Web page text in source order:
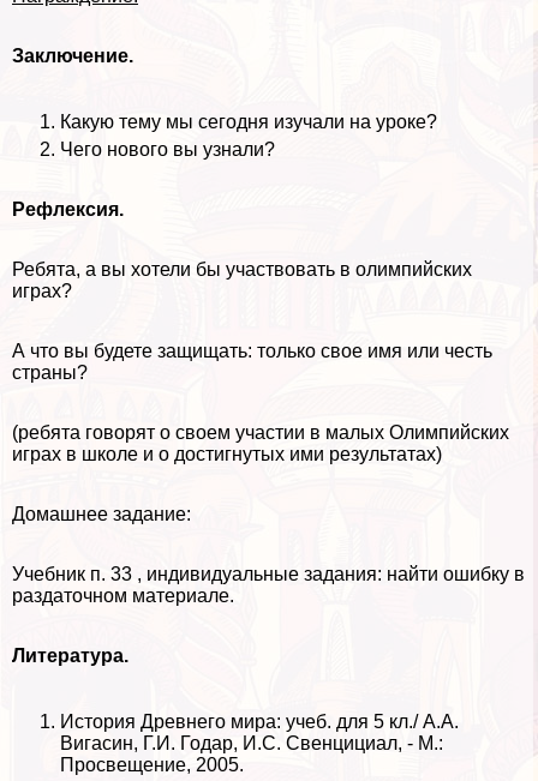
Заключение.
Какую тему мы сегодня изучали на уроке?
Чего нового вы узнали?
Рефлексия.
Ребята, а вы хотели бы участвовать в олимпийских
играх?
А что вы будете защищать: только свое имя или честь
страны?
(ребята говорят о своем участии в малых Олимпийских
играх в школе и о достигнутых ими результатах)
Домашнее задание:
Учебник п. 33 , индивидуальные задания: найти ошибку в
раздаточном материале.
Литература.
История Древнего мира: учеб. для 5 кл./ А.А.
Вигасин, Г.И. Годар, И.С. Свенцициал, - М.:
Просвещение, 2005.